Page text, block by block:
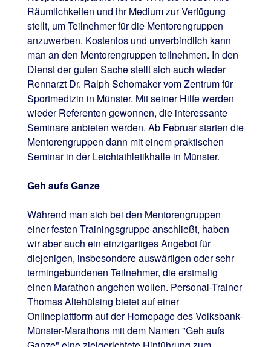
Räumlichkeiten und ihr Medium zur Verfügung
stellt, um Teilnehmer für die Mentorengruppen
anzuwerben. Kostenlos und unverbindlich kann
man an den Mentorengruppen teilnehmen. In den
Dienst der guten Sache stellt sich auch wieder
Rennarzt Dr. Ralph Schomaker vom Zentrum für
Sportmedizin in Münster. Mit seiner Hilfe werden
wieder Referenten gewonnen, die interessante
Seminare anbieten werden. Ab Februar starten die
Mentorengruppen dann mit einem praktischen
Seminar in der Leichtathletikhalle in Münster.
Geh aufs Ganze
Während man sich bei den Mentorengruppen
einer festen Trainingsgruppe anschließt, haben
wir aber auch ein einzigartiges Angebot für
diejenigen, insbesondere auswärtigen oder sehr
termingebundenen Teilnehmer, die erstmalig
einen Marathon angehen wollen. Personal-Trainer
Thomas Altehülsing bietet auf einer
Onlineplattform auf der Homepage des Volksbank-
Münster-Marathons mit dem Namen "Geh aufs